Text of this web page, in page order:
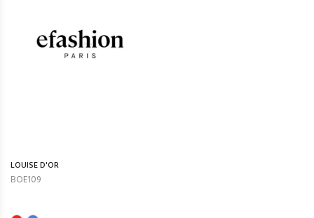
LOUISE D'OR
BOE109